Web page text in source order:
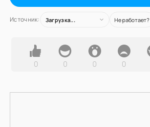
Источник: Загрузка... Не работает?
0 0 0 0